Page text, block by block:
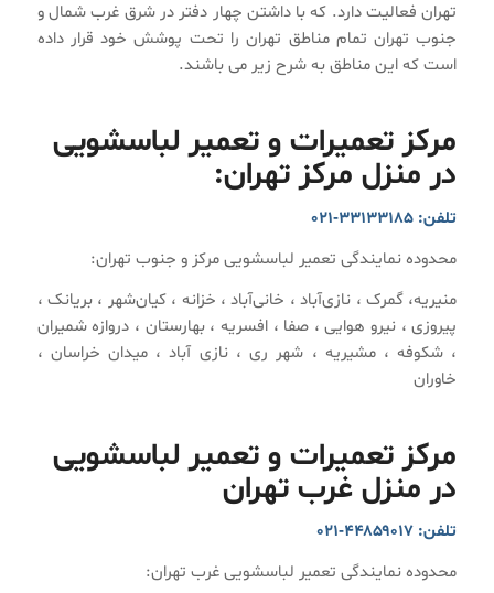
تهران فعالیت دارد. که با داشتن چهار دفتر در شرق غرب شمال و
جنوب تهران تمام مناطق تهران را تحت پوشش خود قرار داده
است که این مناطق به شرح زیر می باشند.
مرکز تعمیرات و تعمیر لباسشویی
در منزل مرکز تهران:
تلفن: ۳۳۱۳۳۱۸۵-۰۲۱
محدوده نمایندگی تعمیر لباسشویی مرکز و جنوب تهران:
منیریه، گمرک ، نازی‌آباد ، خانی‌آباد ، خزانه ، کیان‌شهر ، بریانک ،
پیروزی ، نیرو هوایی ، صفا ، افسریه ، بهارستان ، دروازه شمیران
، شکوفه ، مشیریه ، شهر ری ، نازی آباد ، میدان خراسان ،
خاوران
مرکز تعمیرات و تعمیر لباسشویی
در منزل غرب تهران
تلفن: ۴۴۸۵۹۰۱۷-۰۲۱
محدوده نمایندگی تعمیر لباسشویی غرب تهران: